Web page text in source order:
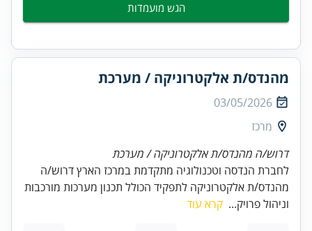
הגש מועמדות
מהנדס/ת אלקטרוניקה / מערכת
03/05/2026
מרכז
דרוש/ה מהנדס/ת אלקטרוניקה / מערכת
לחברת הנדסה וטכנולוגיה מתקדמת במרכז הארץ דרוש/ה
מהנדס/ת אלקטרוניקה לתפקיד הכולל תכנון מערכות מורכבות
וניהול פרויק... קרא עוד